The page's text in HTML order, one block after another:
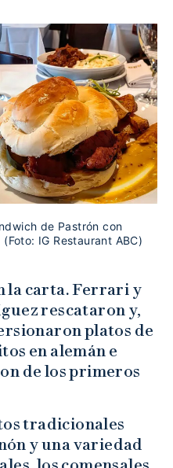
de Pastrón con
IG Restaurant ABC)
la carta. Ferrari y
rescataron y,
platos de
en alemán e
de los primeros
tradicionales
y una variedad